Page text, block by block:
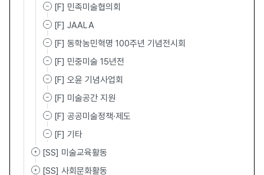
[F] 민족미술협의회
[F] JAALA
[F] 동학농민혁명 100주년 기념전시회
[F] 민중미술 15년전
[F] 오윤 기념사업회
[F] 미술공간 지원
[F] 공공미술정책·제도
[F] 기타
[SS] 미술교육활동
[SS] 사회문화활동